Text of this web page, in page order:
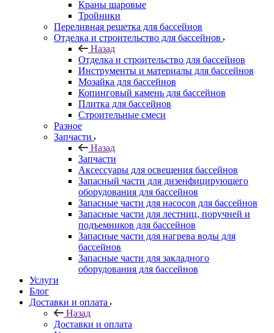
Краны шаровые
Тройники
Переливная решетка для бассейнов
Отделка и строительство для бассейнов
Назад
Отделка и строительство для бассейнов
Инструменты и материалы для бассейнов
Мозайка для бассейнов
Копинговый камень для бассейнов
Плитка для бассейнов
Строительные смеси
Разное
Запчасти
Назад
Запчасти
Аксессуары для освещения бассейнов
Запасный части для дизенфицирующего
оборудования для бассейнов
Запасные части для насосов для бассейнов
Запасные части для лестниц, поручней и
подъемников для бассейнов
Запасные части для нагрева воды для
бассейнов
Запасные части для закладного
оборудования для бассейнов
Услуги
Блог
Доставки и оплата
Назад
Доставки и оплата